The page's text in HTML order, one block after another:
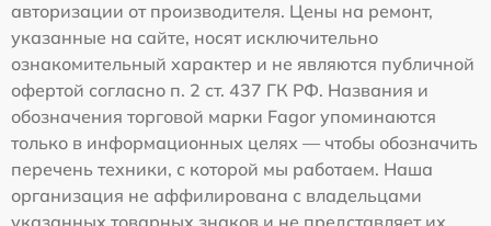
авторизации от производителя. Цены на ремонт,
указанные на сайте, носят исключительно
ознакомительный характер и не являются публичной
офертой согласно п. 2 ст. 437 ГК РФ. Названия и
обозначения торговой марки Fagor упоминаются
только в информационных целях — чтобы обозначить
перечень техники, с которой мы работаем. Наша
организация не аффилирована с владельцами
указанных товарных знаков и не представляет их